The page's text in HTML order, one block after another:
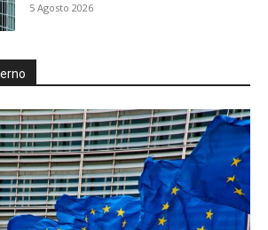
5 Agosto 2026